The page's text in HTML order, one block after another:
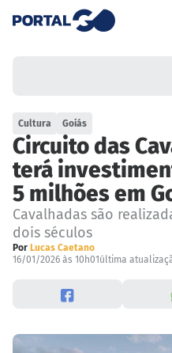
Cultura Goiás
Circuito das
terá
5 milhões em
Cavalhadas são
dois séculos
Por Lucas Caetano
16/01/2026 às 10h01 última